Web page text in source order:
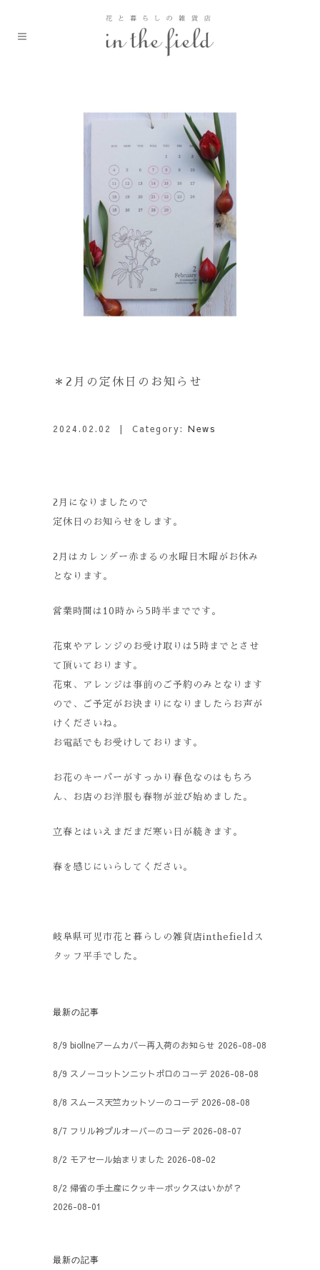
＊2月の定休日のお知らせ
2024.02.02 | Category: News
2月になりましたので
定休日のお知らせをします。
2月はカレンダー赤まるの水曜日木曜がお休み
となります。
営業時間は10時から5時半までです。
花束やアレンジのお受け取りは5時までとさせ
て頂いております。
花束、アレンジは事前のご予約のみとなります
ので、ご予定がお決まりになりましたらお声が
けくださいね。
お電話でもお受けしております。
お花のキーパーがすっかり春色なのはもちろ
ん、お店のお洋服も春物が並び始めました。
立春とはいえまだまだ寒い日が続きます。
春を感じにいらしてください。
岐阜県可児市花と暮らしの雑貨店inthefieldス
タッフ平手でした。
最新の記事
8/9 biollneアームカバー再入荷のお知らせ 2026-08-08
8/9 スノーコットンニットポロのコーデ 2026-08-08
8/8 スムース天竺カットソーのコーデ 2026-08-08
8/7 フリル衿プルオーバーのコーデ 2026-08-07
8/2 モアセール始まりました 2026-08-02
8/2 帰省の手土産にクッキーボックスはいかが？
2026-08-01
最新の記事